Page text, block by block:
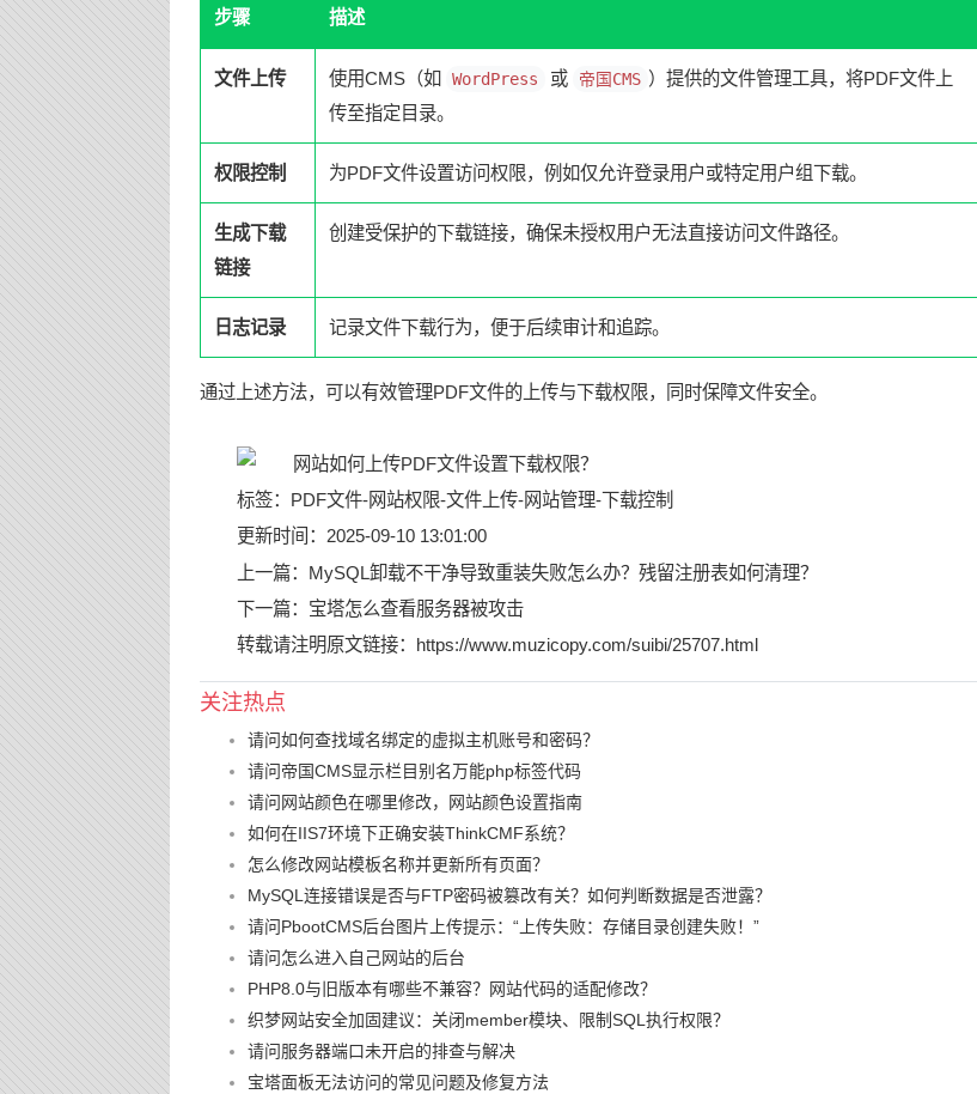
步骤 描述
文件上传 使用CMS（如 WordPress 或 帝国CMS ）提供的文件管理工具，将PDF文件上
传至指定目录。
权限控制 为PDF文件设置访问权限，例如仅允许登录用户或特定用户组下载。
生成下载
链接
创建受保护的下载链接，确保未授权用户无法直接访问文件路径。
日志记录 记录文件下载行为，便于后续审计和追踪。
通过上述方法，可以有效管理PDF文件的上传与下载权限，同时保障文件安全。
标签： PDF文件-网站权限-文件上传-网站管理-下载控制
更新时间：2025-09-10 13:01:00
上一篇： MySQL卸载不干净导致重装失败怎么办？残留注册表如何清理？
下一篇： 宝塔怎么查看服务器被攻击
转载请注明原文链接：
https://www.muzicopy.com/suibi/25707.html
关注热点
请问如何查找域名绑定的虚拟主机账号和密码？
请问帝国CMS显示栏目别名万能php标签代码
请问网站颜色在哪里修改，网站颜色设置指南
如何在IIS7环境下正确安装ThinkCMF系统？
怎么修改网站模板名称并更新所有页面？
MySQL连接错误是否与FTP密码被篡改有关？如何判断数据是否泄露？
请问PbootCMS后台图片上传提示：“上传失败：存储目录创建失败！”
请问怎么进入自己网站的后台
PHP8.0与旧版本有哪些不兼容？网站代码的适配修改？
织梦网站安全加固建议：关闭member模块、限制SQL执行权限？
请问服务器端口未开启的排查与解决
宝塔面板无法访问的常见问题及修复方法